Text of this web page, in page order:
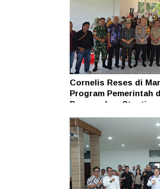
Cornelis Reses di
Program Pemerintah
Pencegahan Stunting